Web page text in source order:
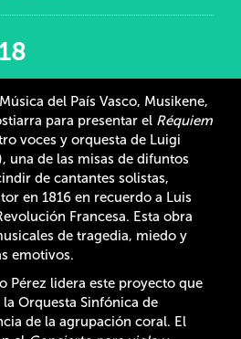
del País Vasco, Musikene,
para presentar el Réquiem
voces y orquesta de Luigi
una de las misas de difuntos
de cantantes solistas,
en 1816 en recuerdo a Luis
Francesa. Esta obra
de tragedia, miedo y
emotivos.
Pérez lidera este proyecto que
Orquesta Sinfónica de
de la agrupación coral. El